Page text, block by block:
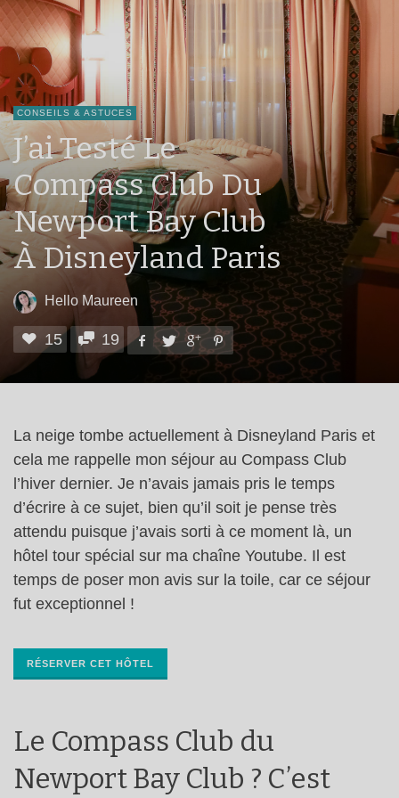
CONSEILS & ASTUCES
J’ai Testé Le
Compass Club Du
Newport Bay Club
À Disneyland Paris
Hello Maureen
15 19
La neige tombe actuellement à Disneyland Paris et
cela me rappelle mon séjour au Compass Club
l’hiver dernier. Je n’avais jamais pris le temps
d’écrire à ce sujet, bien qu’il soit je pense très
attendu puisque j’avais sorti à ce moment là, un
hôtel tour spécial sur ma chaîne Youtube. Il est
temps de poser mon avis sur la toile, car ce séjour
fut exceptionnel !
RÉSERVER CET HÔTEL
Le Compass Club du
Newport Bay Club ? C’est